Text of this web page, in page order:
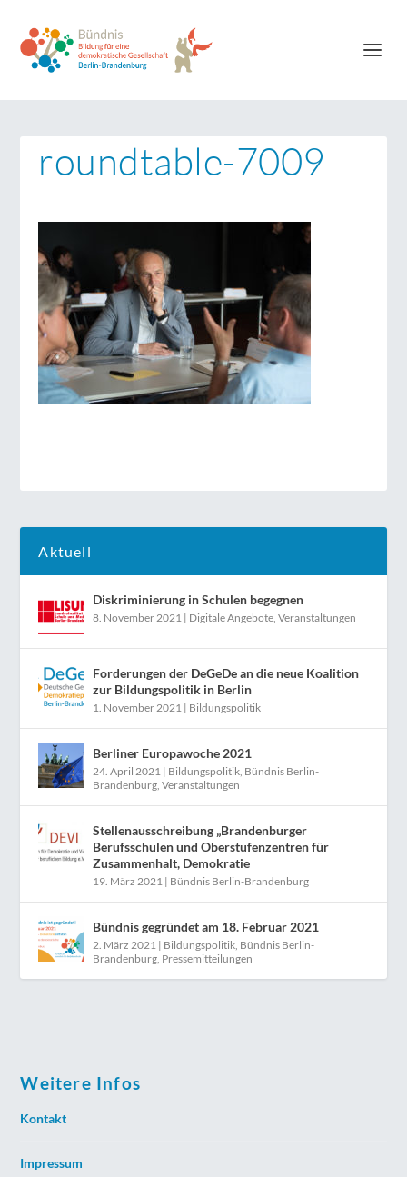
roundtable-7009
Aktuell
Diskriminierung in Schulen begegnen
8. November 2021 | Digitale Angebote ,Veranstaltungen
Forderungen der DeGeDe an die neue Koalition
zur Bildungspolitik in Berlin
1. November 2021 | Bildungspolitik
Berliner Europawoche 2021
24. April 2021 | Bildungspolitik Bündnis Berlin-
Brandenburg ,Veranstaltungen
Stellenausschreibung „Brandenburger
Berufsschulen und Oberstufenzentren für
Zusammenhalt, Demokratie
19. März 2021 | Bündnis Berlin-Brandenburg
Bündnis gegründet am 18. Februar 2021
2. März 2021 | Bildungspolitik Bündnis Berlin-
Brandenburg Pressemitteilungen
Weitere Infos
Kontakt
Impressum